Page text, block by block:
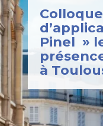
Pinel »
à